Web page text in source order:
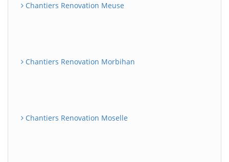
Chantiers Renovation Meuse
Chantiers Renovation Morbihan
Chantiers Renovation Moselle